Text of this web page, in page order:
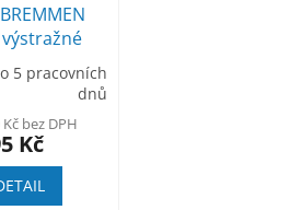
BREMMEN
výstražné
kalhotové
tepláky
5 pracovních
dnů
bez DPH
Kč